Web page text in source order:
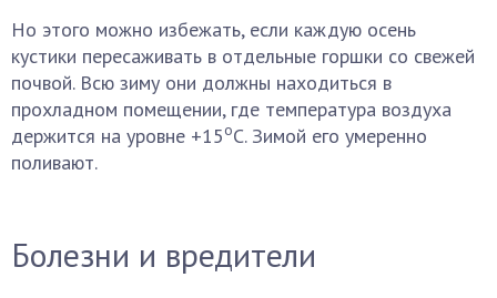
Но этого можно избежать, если каждую осень
кустики пересаживать в отдельные горшки со свежей
почвой. Всю зиму они должны находиться в
прохладном помещении, где температура воздуха
держится на уровне +15оС. Зимой его умеренно
поливают.
Болезни и вредители